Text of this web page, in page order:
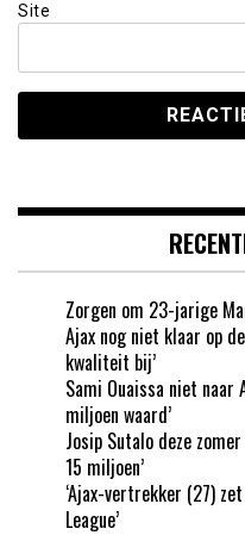
Site
Zorgen om 23-jarige
Ajax nog niet klaar op
kwaliteit bij’
Sami Ouaissa niet naar
miljoen waard’
Josip Sutalo deze
15 miljoen’
‘Ajax-vertrekker (27)
League’